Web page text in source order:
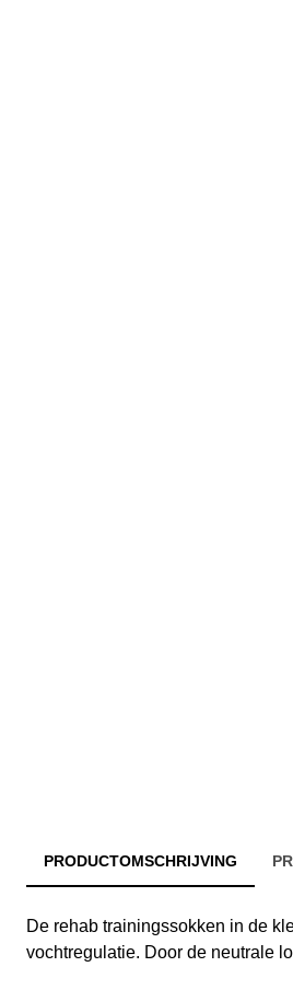
PRODUCTOMSCHRIJVING
De rehab trainingssokken in de
vochtregulatie. Door de neutrale